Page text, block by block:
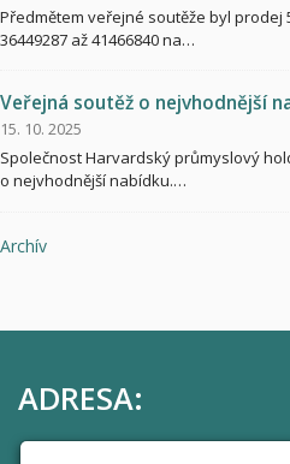
Předmětem veřejné soutěže byl prodej
36449287 až 41466840 na…
Veřejná soutěž o nejvhodnější
15. 10. 2025
Společnost Harvardský průmyslový
o nejvhodnější nabídku.…
Archív
ADRESA: